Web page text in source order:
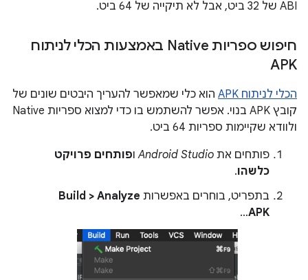
ABI של 32 ביט, אבל לא תיקייה של 64 ביט.
חיפוש ספריות Native באמצעות הכלי לניתוח
APK
הכלי לניתוח APK
הוא כלי שמאפשר להעריך היבטים שונים של
קובץ APK בנוי. אפשר להשתמש בו כדי למצוא ספריות Native
ולוודא שקיימות ספריות 64 ביט.
פותחים את Android Studioופותחים פרויקט
כלשהו.
בתפריט, בוחרים באפשרות Build > Analyze
APK
…